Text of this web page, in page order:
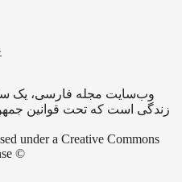
وب‌سایت مجله فارسی، یک
زندگی است که تحت قوانین
under a Creative Commons
©️